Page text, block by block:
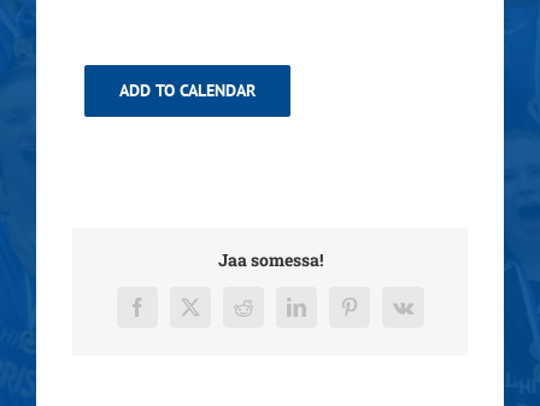
ADD TO CALENDAR
Jaa somessa!
Facebook
X RedditLinkedInPinterest
Vk